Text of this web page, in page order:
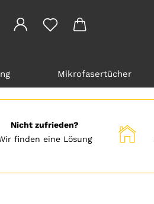
Mikrofasertücher
Nicht zufrieden?
finden eine Lösung